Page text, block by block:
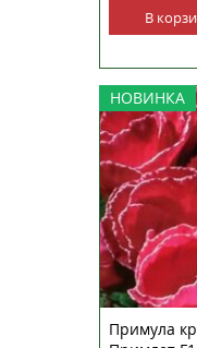
В
НОВИНКА
похожи
смотрятся
Примула